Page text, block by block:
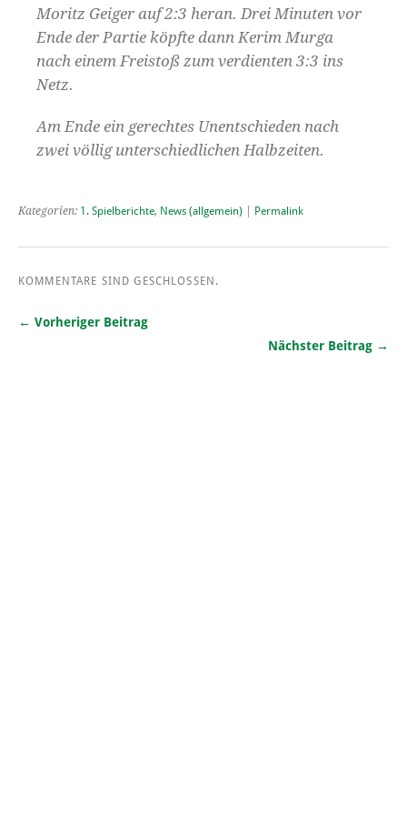
Moritz Geiger auf 2:3 heran. Drei Minuten vor
Ende der Partie köpfte dann Kerim Murga
nach einem Freistoß zum verdienten 3:3 ins
Netz.
Am Ende ein gerechtes Unentschieden nach
zwei völlig unterschiedlichen Halbzeiten.
Kategorien: 1. Spielberichte, News (allgemein) Permalink
KOMMENTARE SIND GESCHLOSSEN.
← Vorheriger Beitrag
Nächster Beitrag →